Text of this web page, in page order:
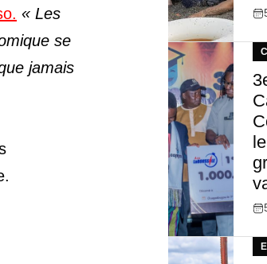
« Les
se
jamais